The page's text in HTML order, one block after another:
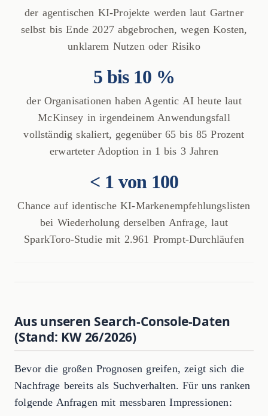
der agentischen KI-Projekte werden laut Gartner
selbst bis Ende 2027 abgebrochen, wegen Kosten,
unklarem Nutzen oder Risiko
5 bis 10 %
der Organisationen haben Agentic AI heute laut
McKinsey in irgendeinem Anwendungsfall
vollständig skaliert, gegenüber 65 bis 85 Prozent
erwarteter Adoption in 1 bis 3 Jahren
< 1 von 100
Chance auf identische KI-Markenempfehlungslisten
bei Wiederholung derselben Anfrage, laut
SparkToro-Studie mit 2.961 Prompt-Durchläufen
Aus unseren Search-Console-Daten
(Stand: KW 26/2026)
Bevor die großen Prognosen greifen, zeigt sich die
Nachfrage bereits als Suchverhalten. Für uns ranken
folgende Anfragen mit messbaren Impressionen: